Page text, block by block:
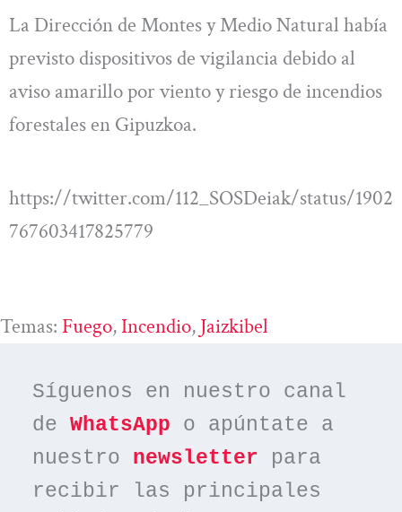
La Dirección de Montes y Medio Natural había
previsto dispositivos de vigilancia debido al
aviso amarillo por viento y riesgo de incendios
forestales en Gipuzkoa.
https://twitter.com/112_SOSDeiak/status/1902
767603417825779
Temas: Fuego, Incendio, Jaizkibel
Síguenos en nuestro canal
de WhatsApp o apúntate a
nuestro newsletter para
recibir las principales